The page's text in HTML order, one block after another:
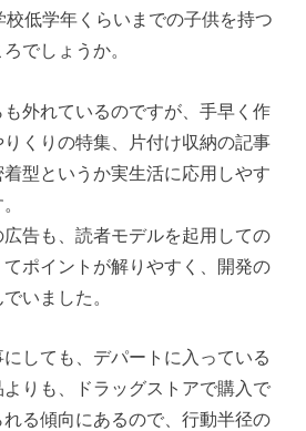
低学年くらいまでの子供を持つ
でしょうか。
外れているのですが、手早く作
くりの特集、片付け収納の記事
型というか実生活に応用しやす
告も、読者モデルを起用しての
ポイントが解りやすく、開発の
いました。
しても、デパートに入っている
りも、ドラッグストアで購入で
る傾向にあるので、行動半径の